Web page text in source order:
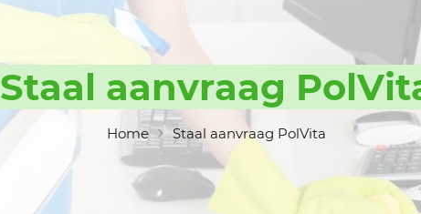
Recreatievoorzieningen
Grootwarenhuizen
Keuken en voedselbereiding
Non-food industrie
Voedingsindustrie
EchoClean
Caps
Vikan
Staal aanvraag
Home Staal aanvraag PolVita